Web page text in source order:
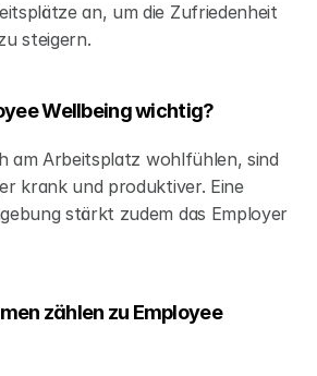
an, um die Zufriedenheit
steigern.
Wellbeing wichtig?
am Arbeitsplatz wohlfühlen, sind
krank und produktiver. Eine
stärkt zudem das Employer
zählen zu Employee